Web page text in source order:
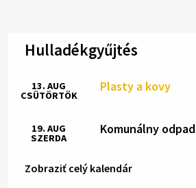
Hulladékgyűjtés
Plasty a kovy
13. AUG
CSÜTÖRTÖK
Komunálny odpad
19. AUG
SZERDA
Zobraziť celý kalendár